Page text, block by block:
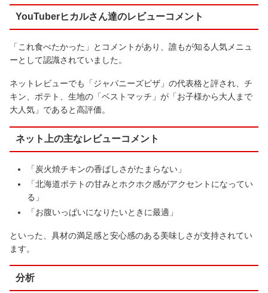
YouTuberヒカルさん達のレビューコメント
「これ食べたかった」とコメントがあり、誰もが知る人気メニュ
ーとして認識されていました。
ネットレビューでも「ジャパニーズピザ」の代表格と評され、チ
キン、ポテト、生地の「ベストマッチ」が「お子様から大人まで
大人気」であると高評価。
ネット上の主なレビューコメント
「炭火焼チキンの香ばしさがたまらない」
「北海道ポテトの甘みとホクホク感がアクセントになってい
る」
「お腹いっぱいになりたいときに最適」
といった、具材の満足感と安心感のある美味しさが支持されてい
ます。
分析